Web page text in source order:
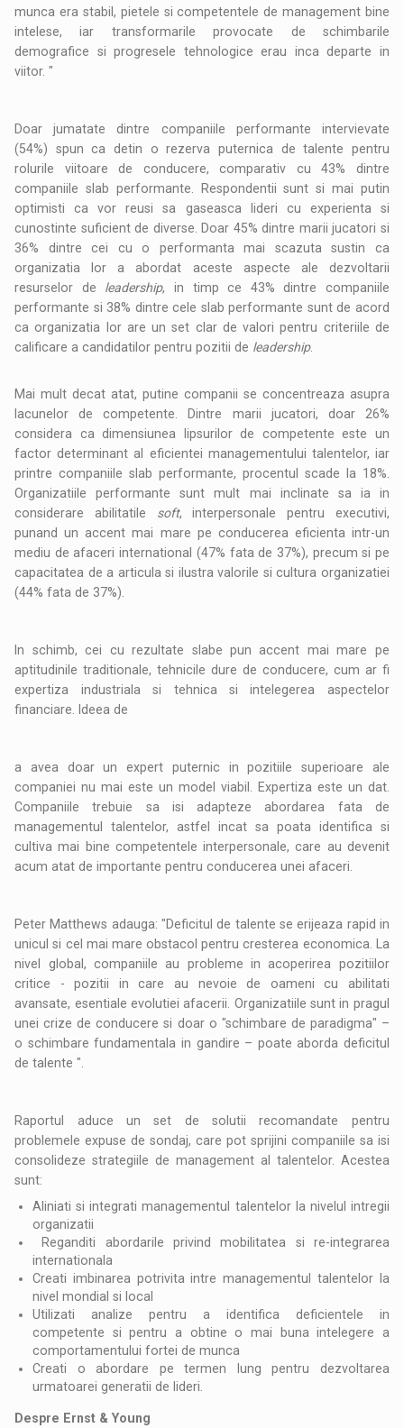
munca era stabil, pietele si competentele de management bine
intelese, iar transformarile provocate de schimbarile
demografice si progresele tehnologice erau inca departe in
viitor. "
Doar jumatate dintre companiile performante intervievate
(54%) spun ca detin o rezerva puternica de talente pentru
rolurile viitoare de conducere, comparativ cu 43% dintre
companiile slab performante. Respondentii sunt si mai putin
optimisti ca vor reusi sa gaseasca lideri cu experienta si
cunostinte suficient de diverse. Doar 45% dintre marii jucatori si
36% dintre cei cu o performanta mai scazuta sustin ca
organizatia lor a abordat aceste aspecte ale dezvoltarii
resurselor de leadership, in timp ce 43% dintre companiile
performante si 38% dintre cele slab performante sunt de acord
ca organizatia lor are un set clar de valori pentru criteriile de
calificare a candidatilor pentru pozitii de leadership.
Mai mult decat atat, putine companii se concentreaza asupra
lacunelor de competente. Dintre marii jucatori, doar 26%
considera ca dimensiunea lipsurilor de competente este un
factor determinant al eficientei managementului talentelor, iar
printre companiile slab performante, procentul scade la 18%.
Organizatiile performante sunt mult mai inclinate sa ia in
considerare abilitatile soft, interpersonale pentru executivi,
punand un accent mai mare pe conducerea eficienta intr-un
mediu de afaceri international (47% fata de 37%), precum si pe
capacitatea de a articula si ilustra valorile si cultura organizatiei
(44% fata de 37%).
In schimb, cei cu rezultate slabe pun accent mai mare pe
aptitudinile traditionale, tehnicile dure de conducere, cum ar fi
expertiza industriala si tehnica si intelegerea aspectelor
financiare. Ideea de
a avea doar un expert puternic in pozitiile superioare ale
companiei nu mai este un model viabil. Expertiza este un dat.
Companiile trebuie sa isi adapteze abordarea fata de
managementul talentelor, astfel incat sa poata identifica si
cultiva mai bine competentele interpersonale, care au devenit
acum atat de importante pentru conducerea unei afaceri.
Peter Matthews adauga: "Deficitul de talente se erijeaza rapid in
unicul si cel mai mare obstacol pentru cresterea economica. La
nivel global, companiile au probleme in acoperirea pozitiilor
critice - pozitii in care au nevoie de oameni cu abilitati
avansate, esentiale evolutiei afacerii. Organizatiile sunt in pragul
unei crize de conducere si doar o "schimbare de paradigma" –
o schimbare fundamentala in gandire – poate aborda deficitul
de talente ".
Raportul aduce un set de solutii recomandate pentru
problemele expuse de sondaj, care pot sprijini companiile sa isi
consolideze strategiile de management al talentelor. Acestea
sunt:
Aliniati si integrati managementul talentelor la nivelul intregii
organizatii
Reganditi abordarile privind mobilitatea si re-integrarea
internationala
Creati imbinarea potrivita intre managementul talentelor la
nivel mondial si local
Utilizati analize pentru a identifica deficientele in
competente si pentru a obtine o mai buna intelegere a
comportamentului fortei de munca
Creati o abordare pe termen lung pentru dezvoltarea
urmatoarei generatii de lideri.
Despre Ernst & Young